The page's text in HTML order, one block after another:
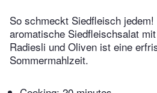
So schmeckt Siedfleisch
aromatische Siedfleischsalat
Radiesli und Oliven ist eine
Sommermahlzeit.